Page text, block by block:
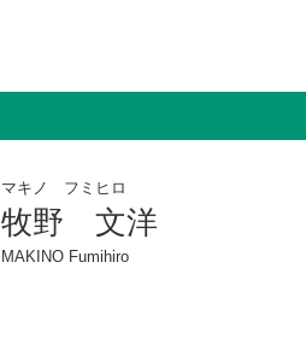
マキノ フミヒロ
牧野 文洋
MAKINO Fumihiro